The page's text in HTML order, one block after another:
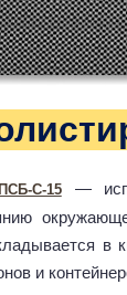
ПСБ-C-15—
в
и